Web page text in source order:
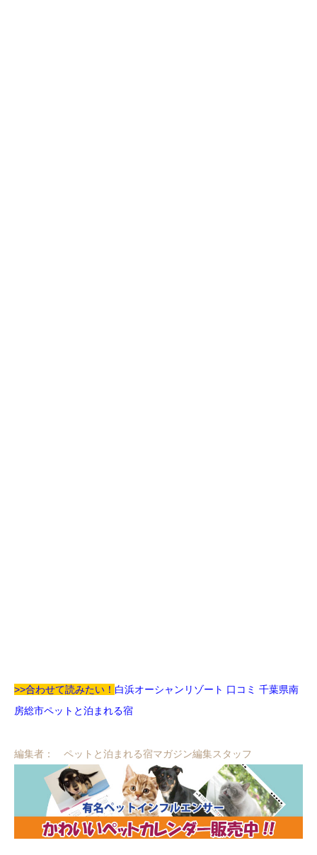
>>合わせて読みたい！ 白浜オーシャンリゾート 口コミ 千葉県南
房総市ペットと泊まれる宿
編集者： ペットと泊まれる宿マガジン編集スタッフ